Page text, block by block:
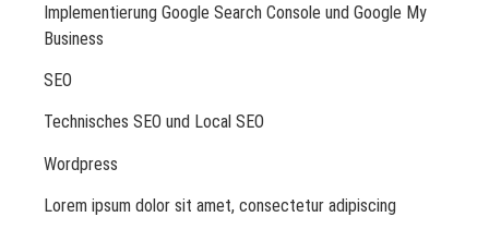
Implementierung Google Search Console und Google My
Business
SEO
Technisches SEO und Local SEO
Wordpress
Lorem ipsum dolor sit amet, consectetur adipiscing